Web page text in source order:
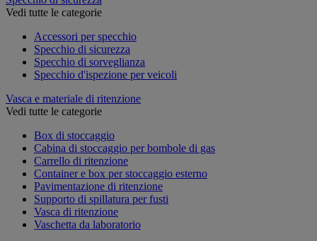
Vedi tutte le categorie
Accessori per specchio
Specchio di sicurezza
Specchio di sorveglianza
Specchio d'ispezione per veicoli
Vasca e materiale di ritenzione
Vedi tutte le categorie
Box di stoccaggio
Cabina di stoccaggio per bombole di gas
Carrello di ritenzione
Container e box per stoccaggio esterno
Pavimentazione di ritenzione
Supporto di spillatura per fusti
Vasca di ritenzione
Vaschetta da laboratorio